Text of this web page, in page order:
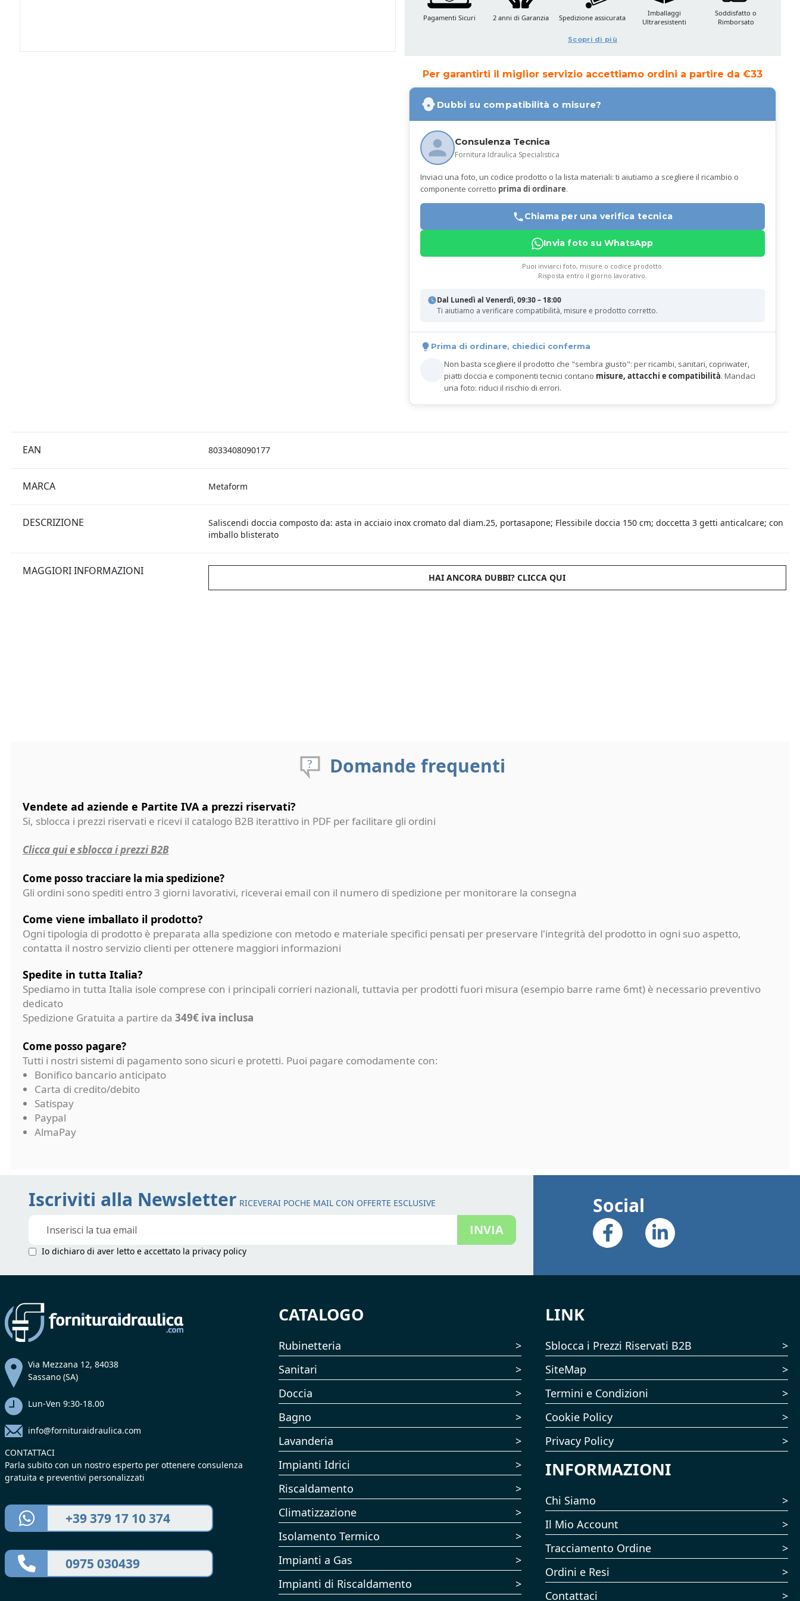
Per garantirti il miglior servizio accettiamo ordini a partire da €33
Dubbi su compatibilità o misure?
Consulenza Tecnica
Fornitura Idraulica Specialistica
Inviaci una foto, un codice prodotto o la lista materiali: ti aiutiamo a scegliere il ricambio o
componente corretto prima di ordinare.
Chiama per una verifica tecnica
Invia foto su WhatsApp
Puoi inviarci foto, misure o codice prodotto.
Risposta entro il giorno lavorativo.
Dal Lunedì al Venerdì, 09:30 – 18:00
Ti aiutiamo a verificare compatibilità, misure e prodotto corretto.
Prima di ordinare, chiedici conferma
Non basta scegliere il prodotto che "sembra giusto": per ricambi, sanitari, copriwater,
piatti doccia e componenti tecnici contano misure, attacchi e compatibilità. Mandaci
una foto: riduci il rischio di errori.
Pagamenti Sicuri 2 anni di Garanzia Spedizione assicurata
Imballaggi
Ultraresistenti
Soddisfatto o
Rimborsato
Scopri di più
EAN 8033408090177
MARCA Metaform
DESCRIZIONE
Saliscendi doccia composto da: asta in acciaio inox cromato dal diam.25, portasapone; Flessibile doccia 150 cm; doccetta 3 getti anticalcare; con
imballo blisterato
MAGGIORI INFORMAZIONI
HAI ANCORA DUBBI? CLICCA QUI
Domande frequenti
Vendete ad aziende e Partite IVA a prezzi riservati?
Si, sblocca i prezzi riservati e ricevi il catalogo B2B iterattivo in PDF per facilitare gli ordini
Clicca qui e sblocca i prezzi B2B
Come posso tracciare la mia spedizione?
Gli ordini sono spediti entro 3 giorni lavorativi, riceverai email con il numero di spedizione per monitorare la consegna
Come viene imballato il prodotto?
Ogni tipologia di prodotto è preparata alla spedizione con metodo e materiale specifici pensati per preservare l'integrità del prodotto in ogni suo aspetto,
contatta il nostro servizio clienti per ottenere maggiori informazioni
Spedite in tutta Italia?
Spediamo in tutta Italia isole comprese con i principali corrieri nazionali, tuttavia per prodotti fuori misura (esempio barre rame 6mt) è necessario preventivo
dedicato
Spedizione Gratuita a partire da 349€ iva inclusa
Come posso pagare?
Tutti i nostri sistemi di pagamento sono sicuri e protetti. Puoi pagare comodamente con:
Bonifico bancario anticipato
Carta di credito/debito
Satispay
Paypal
AlmaPay
Iscriviti alla Newsletter RICEVERAI POCHE MAIL CON OFFERTE ESCLUSIVE
Newsletter:
INVIA
Io dichiaro di aver letto e accettato la privacy policy
Social
Via Mezzana 12, 84038
Sassano (SA)
Lun-Ven 9:30-18.00
info@fornituraidraulica.com
CONTATTACI
Parla subito con un nostro esperto per ottenere consulenza
gratuita e preventivi personalizzati
+39 379 17 10 374
0975 030439
CATALOGO
Rubinetteria
Sanitari
Doccia
Bagno
Lavanderia
Impianti Idrici
Riscaldamento
Climatizzazione
Isolamento Termico
Impianti a Gas
Impianti di Riscaldamento
LINK
Sblocca i Prezzi Riservati B2B
SiteMap
Termini e Condizioni
Cookie Policy
Privacy Policy
INFORMAZIONI
Chi Siamo
Il Mio Account
Tracciamento Ordine
Ordini e Resi
Contattaci